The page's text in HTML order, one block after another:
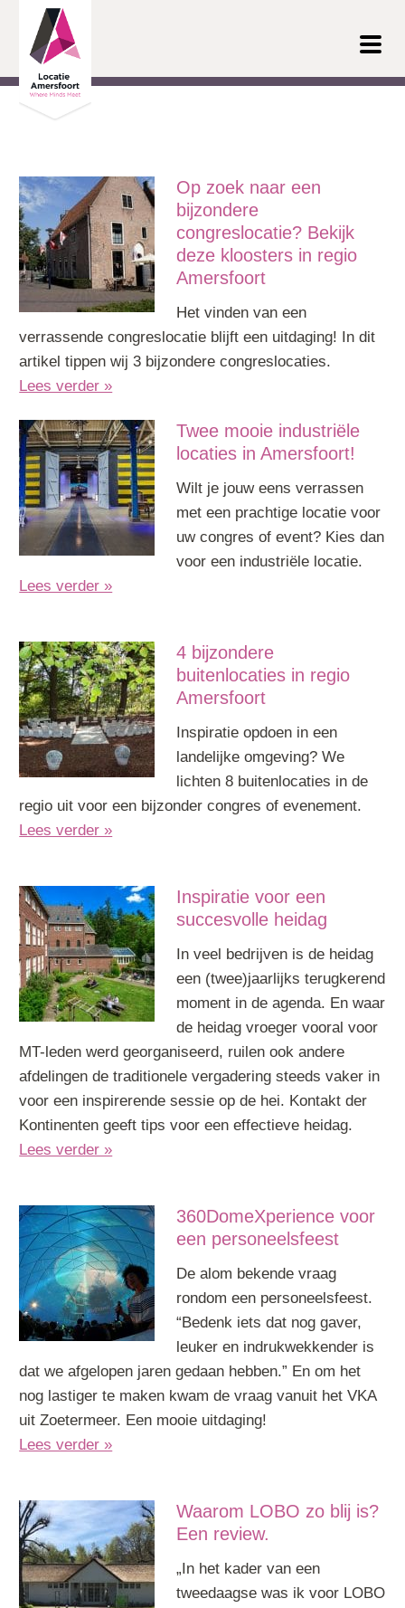
Ga door naar inhoud
Op zoek naar een
bijzondere
congreslocatie? Bekijk
deze kloosters in regio
Amersfoort
Het vinden van een
verrassende congreslocatie blijft een uitdaging! In dit
artikel tippen wij 3 bijzondere congreslocaties.
Lees verder »
Twee mooie industriële
locaties in Amersfoort!
Wilt je jouw eens verrassen
met een prachtige locatie voor
uw congres of event? Kies dan
voor een industriële locatie.
Lees verder »
4 bijzondere
buitenlocaties in regio
Amersfoort
Inspiratie opdoen in een
landelijke omgeving? We
lichten 8 buitenlocaties in de
regio uit voor een bijzonder congres of evenement.
Lees verder »
Inspiratie voor een
succesvolle heidag
In veel bedrijven is de heidag
een (twee)jaarlijks terugkerend
moment in de agenda. En waar
de heidag vroeger vooral voor
MT-leden werd georganiseerd, ruilen ook andere
afdelingen de traditionele vergadering steeds vaker in
voor een inspirerende sessie op de hei. Kontakt der
Kontinenten geeft tips voor een effectieve heidag.
Lees verder »
360DomeXperience voor
een personeelsfeest
De alom bekende vraag
rondom een personeelsfeest.
“Bedenk iets dat nog gaver,
leuker en indrukwekkender is
dat we afgelopen jaren gedaan hebben.” En om het
nog lastiger te maken kwam de vraag vanuit het VKA
uit Zoetermeer. Een mooie uitdaging!
Lees verder »
Waarom LOBO zo blij is?
Een review.
„In het kader van een
tweedaagse was ik voor LOBO